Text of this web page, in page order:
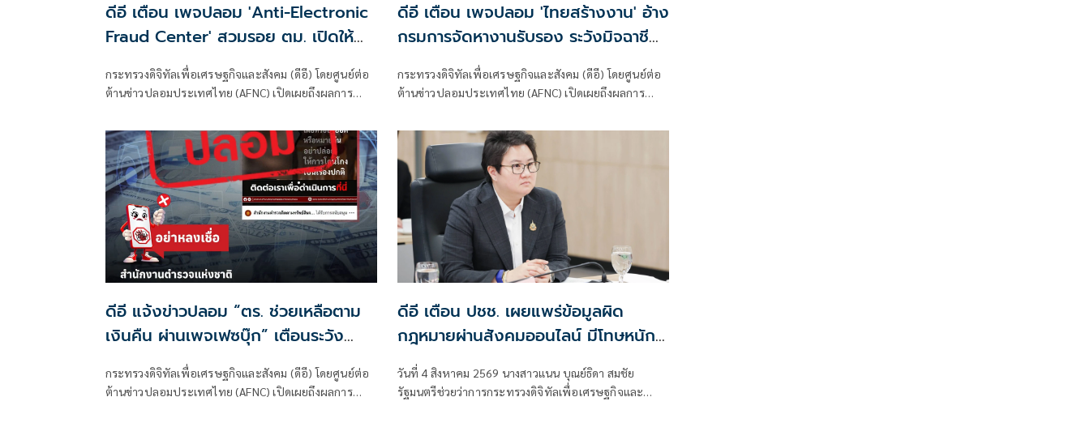
ดีอี เตือน เพจปลอม 'Anti-Electronic
Fraud Center' สวมรอย ตม. เปิดให้
ติดตามรับเงินคืนจาก 'สแกมเมอร์' ระวัง
สูญเงิน-ข้อมูลส่วนบุคคล
กระทรวงดิจิทัลเพื่อเศรษฐกิจและสังคม (ดีอี) โดยศูนย์ต่อ
ต้านข่าวปลอมประเทศไทย (AFNC) เปิดเผยถึงผลการ
ป้องกันและแก้ไขปัญหาภัยความมั่นคงและภัยทางสังคม
ของนายไชยชนก ชิดชอบ รัฐมนตรีว่าการกระทรวงดิจิทัล
เพื่อเศรษฐกิจและสังคม (ดีอี) โดยยกระดับความสำคัญ
เรื่องการสร้างความตระหนักรู้เท่าทันภัยอาชญากรรมทาง
เทคโนโลยี ข่าวปลอม และข้อมูลบิดเบือน
ดีอี เตือน เพจปลอม 'ไทยสร้างงาน' อ้าง
กรมการจัดหางานรับรอง ระวังมิจฉาชีพ
หลอก สูญเงิน-ข้อมูลส่วนบุคคล
กระทรวงดิจิทัลเพื่อเศรษฐกิจและสังคม (ดีอี) โดยศูนย์ต่อ
ต้านข่าวปลอมประเทศไทย (AFNC) เปิดเผยถึงผลการ
ป้องกันและแก้ไขปัญหาภัยความมั่นคงและภัยทางสังคม
ของนายไชยชนก ชิดชอบ รัฐมนตรีว่าการกระทรวงดิจิทัล
เพื่อเศรษฐกิจและสังคม (ดีอี) โดยยกระดับความสำคัญ
เรื่องการสร้างความตระหนักรู้เท่าทันภัยอาชญากรรมทาง
เทคโนโลยี ข่าวปลอม และข้อมูลบิดเบือน
ดีอี แจ้งข่าวปลอม “ตร. ช่วยเหลือตาม
เงินคืน ผ่านเพจเฟซบุ๊ก” เตือนระวัง
มิจฉาชีพหลอก สูญเงิน - ข้อมูลส่วน
บุคคล
กระทรวงดิจิทัลเพื่อเศรษฐกิจและสังคม (ดีอี) โดยศูนย์ต่อ
ต้านข่าวปลอมประเทศไทย (AFNC) เปิดเผยถึงผลการ
ดีอี เตือน ปชช. เผยแพร่ข้อมูลผิด
กฎหมายผ่านสังคมออนไลน์ มีโทษหนัก
ทั้งจำทั้งปรับ
วันที่ 4 สิงหาคม 2569 นางสาวแนน บุณย์ธิดา สมชัย
รัฐมนตรีช่วยว่าการกระทรวงดิจิทัลเพื่อเศรษฐกิจและ